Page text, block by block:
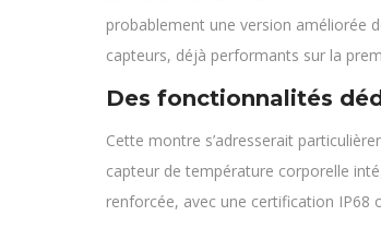
probablement une version améliorée
capteurs, déjà performants sur la
Des fonctionnalités
Cette montre s’adresserait
capteur de température corporelle
renforcée, avec une certification IP68